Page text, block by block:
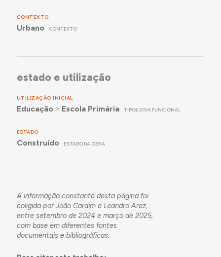
CONTEXTO
Urbano CONTEXTO
estado e utilização
UTILIZAÇÃO INICIAL
Educação ˃ Escola Primária TIPOLOGIA FUNCIONAL
ESTADO
Construído ESTADO DA OBRA
A informação constante desta página foi
coligida por João Cardim e Leandro Arez,
entre setembro de 2024 e março de 2025,
com base em diferentes fontes
documentais e bibliográficas.